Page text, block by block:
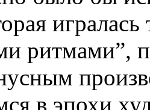
ритмами”,
в эпохи